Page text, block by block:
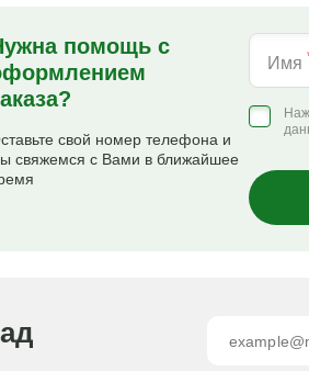
помощь с
свой номер телефона и
свяжемся с Вами в ближайшее
Имя